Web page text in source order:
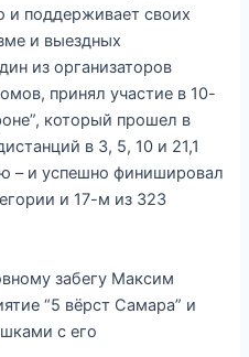
и поддерживает своих
и выездных
из организаторов
принял участие в 10-
который прошел в
в 3, 5, 10 и 21,1
– и успешно финишировал
и 17-м из 323
забегу Максим
“5 вёрст Самара” и
с его